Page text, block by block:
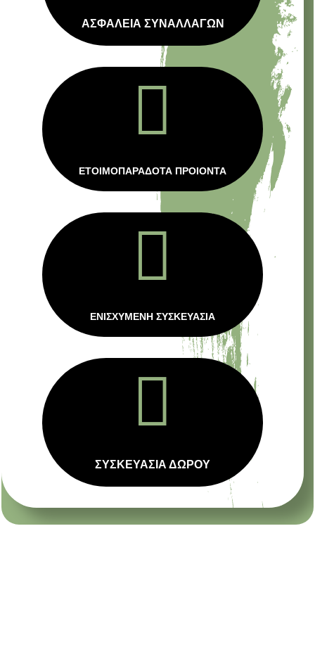
ΑΣΦΑΛΕΙΑ ΣΥΝΑΛΛΑΓΩΝ

ΕΤΟΙΜΟΠΑΡΑΔΟΤΑ ΠΡΟΙΟΝΤΑ

ΕΝΙΣΧΥΜΕΝΗ ΣΥΣΚΕΥΑΣΙΑ

ΣΥΣΚΕΥΑΣΙΑ ΔΩΡΟΥ